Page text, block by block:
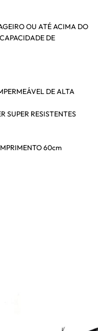
OU ATÉ ACIMA DO
DE
DE ALTA
SUPER RESISTENTES
60cm